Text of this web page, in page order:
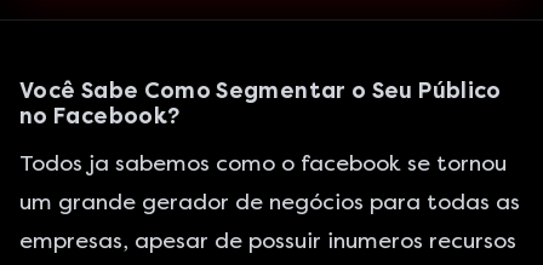
Você Sabe Como Segmentar o Seu Público
no Facebook?
Todos ja sabemos como o facebook se tornou
um grande gerador de negócios para todas as
empresas, apesar de possuir inumeros recursos